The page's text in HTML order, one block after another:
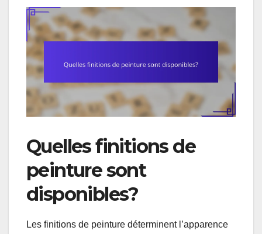
Quelles finitions de
peinture sont
disponibles?
Les finitions de peinture déterminent l’apparence